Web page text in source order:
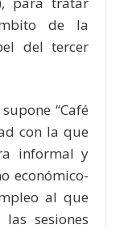
de la
del tercer
“Café
con la que
informal y
económico-
al que
sesiones